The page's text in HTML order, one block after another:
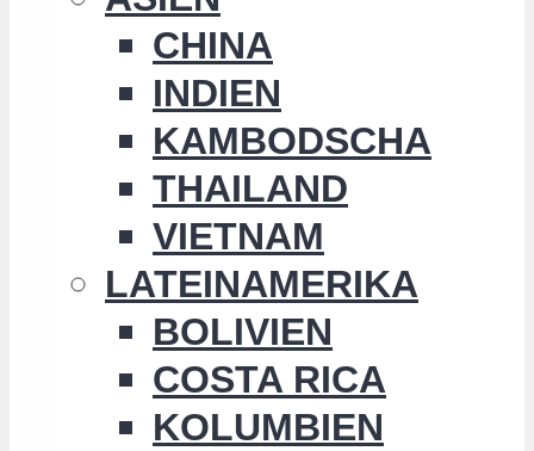
CHINA
INDIEN
KAMBODSCHA
THAILAND
VIETNAM
LATEINAMERIKA
BOLIVIEN
COSTA RICA
KOLUMBIEN